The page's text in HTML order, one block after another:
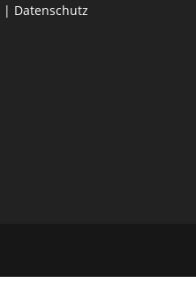
| Datenschutz